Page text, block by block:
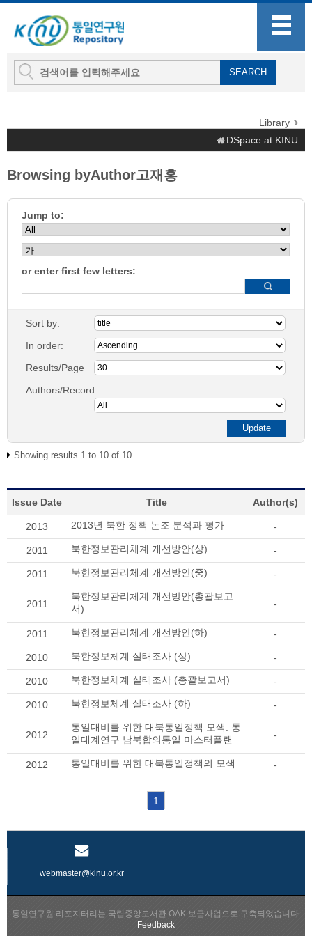
Library
DSpace at KINU
Browsing byAuthor고재홍
Jump to:
or enter first few letters:
Sort by:
In order:
Results/Page
Authors/Record:
Showing results 1 to 10 of 10
Issue Date Title Author(s)
2013 2013년 북한 정책 논조 분석과 평가 -
2011 북한정보관리체계 개선방안(상) -
2011 북한정보관리체계 개선방안(중) -
2011
북한정보관리체계 개선방안(총괄보고
서)
-
2011 북한정보관리체계 개선방안(하) -
2010 북한정보체계 실태조사 (상) -
2010 북한정보체계 실태조사 (총괄보고서) -
2010 북한정보체계 실태조사 (하) -
2012
통일대비를 위한 대북통일정책 모색: 통
일대계연구 남북합의통일 마스터플랜
-
2012 통일대비를 위한 대북통일정책의 모색 -
1
webmaster@kinu.or.kr
통일연구원 리포지터리는 국립중앙도서관 OAK 보급사업으로 구축되었습니다.
Feedback